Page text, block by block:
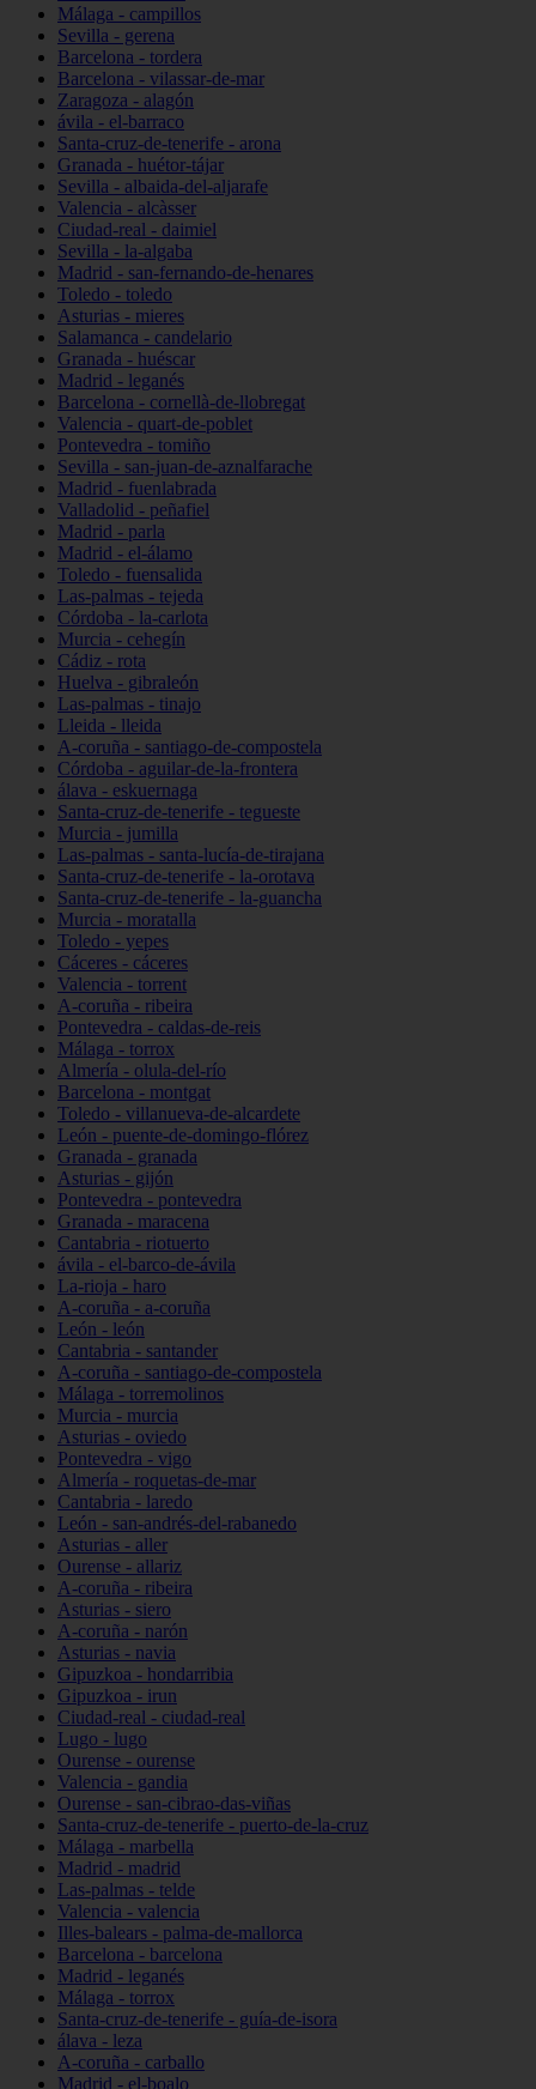
Málaga - campillos
Sevilla - gerena
Barcelona - tordera
Barcelona - vilassar-de-mar
Zaragoza - alagón
ávila - el-barraco
Santa-cruz-de-tenerife - arona
Granada - huétor-tájar
Sevilla - albaida-del-aljarafe
Valencia - alcàsser
Ciudad-real - daimiel
Sevilla - la-algaba
Madrid - san-fernando-de-henares
Toledo - toledo
Asturias - mieres
Salamanca - candelario
Granada - huéscar
Madrid - leganés
Barcelona - cornellà-de-llobregat
Valencia - quart-de-poblet
Pontevedra - tomiño
Sevilla - san-juan-de-aznalfarache
Madrid - fuenlabrada
Valladolid - peñafiel
Madrid - parla
Madrid - el-álamo
Toledo - fuensalida
Las-palmas - tejeda
Córdoba - la-carlota
Murcia - cehegín
Cádiz - rota
Huelva - gibraleón
Las-palmas - tinajo
Lleida - lleida
A-coruña - santiago-de-compostela
Córdoba - aguilar-de-la-frontera
álava - eskuernaga
Santa-cruz-de-tenerife - tegueste
Murcia - jumilla
Las-palmas - santa-lucía-de-tirajana
Santa-cruz-de-tenerife - la-orotava
Santa-cruz-de-tenerife - la-guancha
Murcia - moratalla
Toledo - yepes
Cáceres - cáceres
Valencia - torrent
A-coruña - ribeira
Pontevedra - caldas-de-reis
Málaga - torrox
Almería - olula-del-río
Barcelona - montgat
Toledo - villanueva-de-alcardete
León - puente-de-domingo-flórez
Granada - granada
Asturias - gijón
Pontevedra - pontevedra
Granada - maracena
Cantabria - riotuerto
ávila - el-barco-de-ávila
La-rioja - haro
A-coruña - a-coruña
León - león
Cantabria - santander
A-coruña - santiago-de-compostela
Málaga - torremolinos
Murcia - murcia
Asturias - oviedo
Pontevedra - vigo
Almería - roquetas-de-mar
Cantabria - laredo
León - san-andrés-del-rabanedo
Asturias - aller
Ourense - allariz
A-coruña - ribeira
Asturias - siero
A-coruña - narón
Asturias - navia
Gipuzkoa - hondarribia
Gipuzkoa - irun
Ciudad-real - ciudad-real
Lugo - lugo
Ourense - ourense
Valencia - gandia
Ourense - san-cibrao-das-viñas
Santa-cruz-de-tenerife - puerto-de-la-cruz
Málaga - marbella
Madrid - madrid
Las-palmas - telde
Valencia - valencia
Illes-balears - palma-de-mallorca
Barcelona - barcelona
Madrid - leganés
Málaga - torrox
Santa-cruz-de-tenerife - guía-de-isora
álava - leza
A-coruña - carballo
Madrid - el-boalo